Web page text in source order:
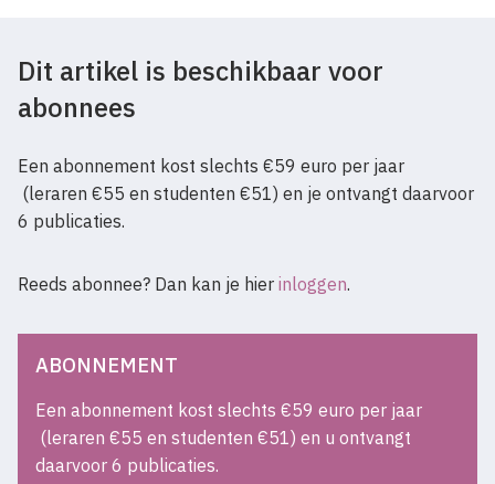
Dit artikel is beschikbaar voor
abonnees
Een abonnement kost slechts €59 euro per jaar
(leraren €55 en studenten €51) en je ontvangt daarvoor
6 publicaties.
Reeds abonnee? Dan kan je hier inloggen.
ABONNEMENT
Een abonnement kost slechts €59 euro per jaar
(leraren €55 en studenten €51) en u ontvangt
daarvoor 6 publicaties.